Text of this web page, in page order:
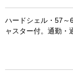
ハードシェル・57～
ャスター付。通勤・